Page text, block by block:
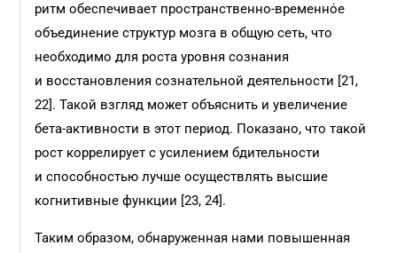
ритм обеспечивает пространственно-временнόе
объединение структур мозга в общую сеть, что
необходимо для роста уровня сознания
и восстановления сознательной деятельности [21,
22]. Такой взгляд может объяснить и увеличение
бета-активности в этот период. Показано, что такой
рост коррелирует с усилением бдительности
и способностью лучше осуществлять высшие
когнитивные функции [23, 24].
Таким образом, обнаруженная нами повышенная